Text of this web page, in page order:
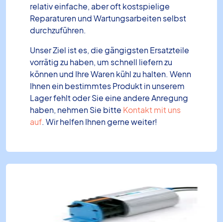
relativ einfache, aber oft kostspielige
Reparaturen und Wartungsarbeiten selbst
durchzuführen.
Unser Ziel ist es, die gängigsten Ersatzteile
vorrätig zu haben, um schnell liefern zu
können und Ihre Waren kühl zu halten. Wenn
Ihnen ein bestimmtes Produkt in unserem
Lager fehlt oder Sie eine andere Anregung
haben, nehmen Sie bitte Kontakt mit uns
auf. Wir helfen Ihnen gerne weiter!